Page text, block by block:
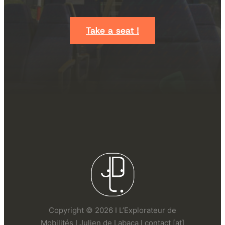
Take a seat !
Copyright © 2026 I L’Explorateur de
Mobilités I Julien de Labaca I contact [at]